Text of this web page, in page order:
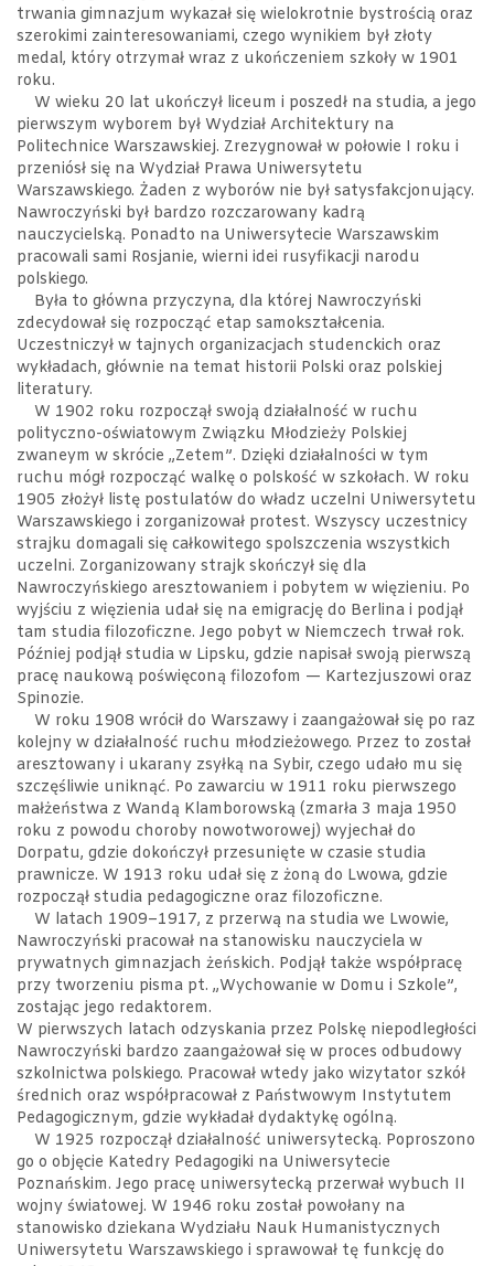
trwania gimnazjum wykazał się wielokrotnie bystrością oraz
szerokimi zainteresowaniami, czego wynikiem był złoty
medal, który otrzymał wraz z ukończeniem szkoły w 1901
roku.
W wieku 20 lat ukończył liceum i poszedł na studia, a jego
pierwszym wyborem był Wydział Architektury na
Politechnice Warszawskiej. Zrezygnował w połowie I roku i
przeniósł się na Wydział Prawa Uniwersytetu
Warszawskiego. Żaden z wyborów nie był satysfakcjonujący.
Nawroczyński był bardzo rozczarowany kadrą
nauczycielską. Ponadto na Uniwersytecie Warszawskim
pracowali sami Rosjanie, wierni idei rusyfikacji narodu
polskiego.
Była to główna przyczyna, dla której Nawroczyński
zdecydował się rozpocząć etap samokształcenia.
Uczestniczył w tajnych organizacjach studenckich oraz
wykładach, głównie na temat historii Polski oraz polskiej
literatury.
W 1902 roku rozpoczął swoją działalność w ruchu
polityczno-oświatowym Związku Młodzieży Polskiej
zwaneym w skrócie „Zetem”. Dzięki działalności w tym
ruchu mógł rozpocząć walkę o polskość w szkołach. W roku
1905 złożył listę postulatów do władz uczelni Uniwersytetu
Warszawskiego i zorganizował protest. Wszyscy uczestnicy
strajku domagali się całkowitego spolszczenia wszystkich
uczelni. Zorganizowany strajk skończył się dla
Nawroczyńskiego aresztowaniem i pobytem w więzieniu. Po
wyjściu z więzienia udał się na emigrację do Berlina i podjął
tam studia filozoficzne. Jego pobyt w Niemczech trwał rok.
Później podjął studia w Lipsku, gdzie napisał swoją pierwszą
pracę naukową poświęconą filozofom — Kartezjuszowi oraz
Spinozie.
W roku 1908 wrócił do Warszawy i zaangażował się po raz
kolejny w działalność ruchu młodzieżowego. Przez to został
aresztowany i ukarany zsyłką na Sybir, czego udało mu się
szczęśliwie uniknąć. Po zawarciu w 1911 roku pierwszego
małżeństwa z Wandą Klamborowską (zmarła 3 maja 1950
roku z powodu choroby nowotworowej) wyjechał do
Dorpatu, gdzie dokończył przesunięte w czasie studia
prawnicze. W 1913 roku udał się z żoną do Lwowa, gdzie
rozpoczął studia pedagogiczne oraz filozoficzne.
W latach 1909–1917, z przerwą na studia we Lwowie,
Nawroczyński pracował na stanowisku nauczyciela w
prywatnych gimnazjach żeńskich. Podjął także współpracę
przy tworzeniu pisma pt. „Wychowanie w Domu i Szkole”,
zostając jego redaktorem.
W pierwszych latach odzyskania przez Polskę niepodległości
Nawroczyński bardzo zaangażował się w proces odbudowy
szkolnictwa polskiego. Pracował wtedy jako wizytator szkół
średnich oraz współpracował z Państwowym Instytutem
Pedagogicznym, gdzie wykładał dydaktykę ogólną.
W 1925 rozpoczął działalność uniwersytecką. Poproszono
go o objęcie Katedry Pedagogiki na Uniwersytecie
Poznańskim. Jego pracę uniwersytecką przerwał wybuch II
wojny światowej. W 1946 roku został powołany na
stanowisko dziekana Wydziału Nauk Humanistycznych
Uniwersytetu Warszawskiego i sprawował tę funkcję do